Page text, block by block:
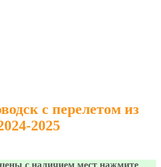
с перелетом из
2025
с наличием мест нажмите